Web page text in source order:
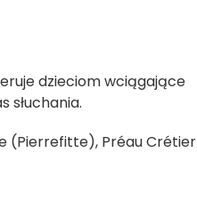
dzieciom wciągające
słuchania.
(Pierrefitte), Préau Crétier